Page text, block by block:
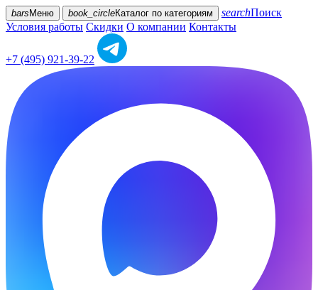
bars Меню book_circleКаталог по категориям searchПоиск
Условия работы Скидки О компании Контакты
+7 (495) 921-39-22